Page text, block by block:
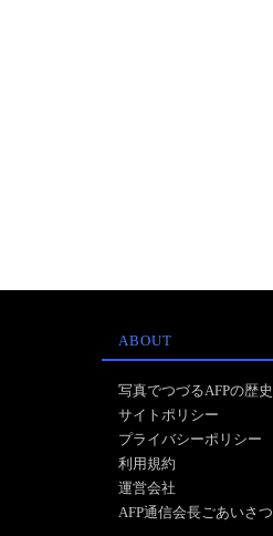
ABOUT
写真でつづるAFPの歴史
サイトポリシー
プライバシーポリシー
利用規約
運営会社
AFP通信会長ごあいさつ